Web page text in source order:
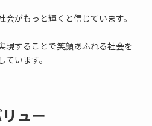
がもっと輝くと信じています。
現することで笑顔あふれる社会を
います。
ュー